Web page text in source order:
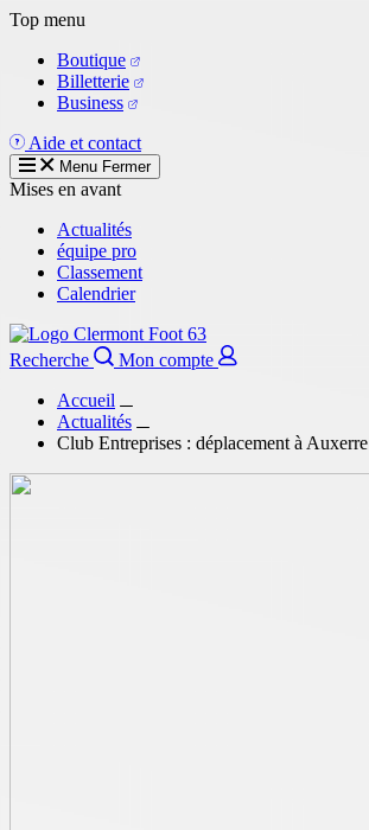
Aller
contenu
principal
Top menu
Boutique
Billetterie
Business
Aide et contact
Menu Fermer
Mises en avant
Actualités
équipe pro
Classement
Calendrier
Recherche
Mon compte
Accueil
Actualités
Club Entreprises : déplacement à Auxerre